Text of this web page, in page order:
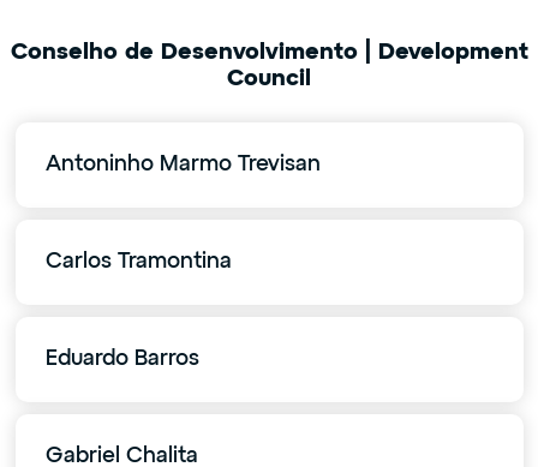
Conselho de Desenvolvimento | Development
Council
Antoninho Marmo Trevisan
Carlos Tramontina
Eduardo Barros
Gabriel Chalita